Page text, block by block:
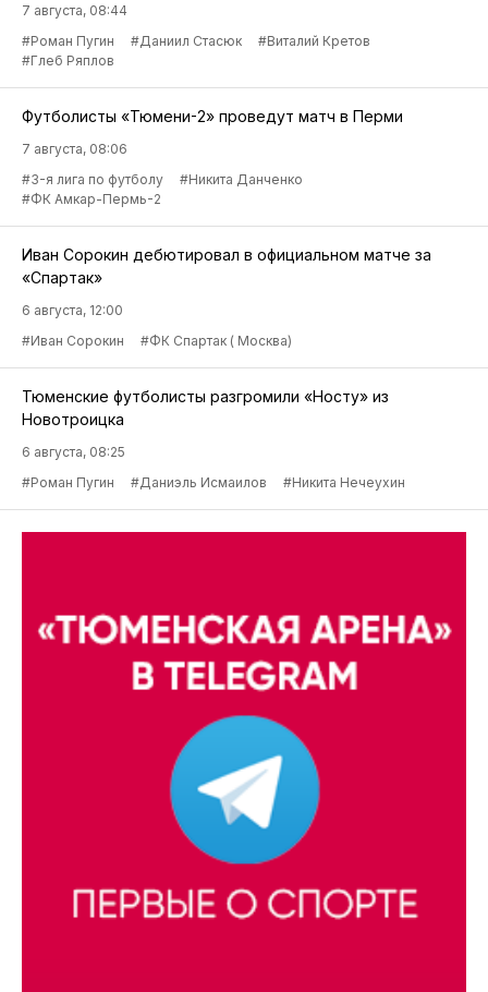
7 августа, 08:44
#Роман Пугин
#Даниил Стасюк
#Виталий Кретов
#Глеб Ряплов
Футболисты «Тюмени-2» проведут матч в Перми
7 августа, 08:06
#3-я лига по футболу
#Никита Данченко
#ФК Амкар-Пермь-2
Иван Сорокин дебютировал в официальном матче за
«Спартак»
6 августа, 12:00
#Иван Сорокин
#ФК Спартак ( Москва)
Тюменские футболисты разгромили «Носту» из
Новотроицка
6 августа, 08:25
#Роман Пугин
#Даниэль Исмаилов #Никита Нечеухин